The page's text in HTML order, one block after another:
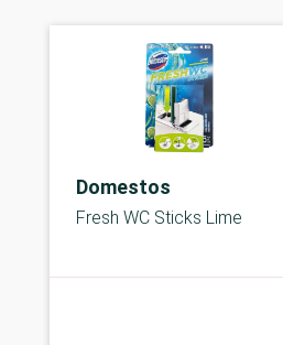
Domestos
Fresh WC Sticks Lime